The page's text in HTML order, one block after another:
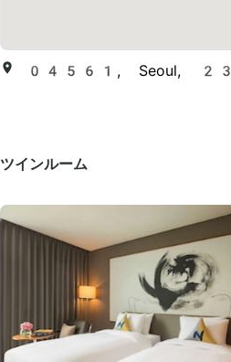
04561, Seoul,
ツインルーム